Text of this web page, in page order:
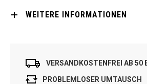
WEITERE INFORMATIONEN
VERSANDKOSTENFREI AB 50
PROBLEMLOSER UMTAUSCH